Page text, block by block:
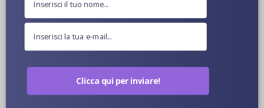
Ulteriori informazioni
Colore Della Pelle Opzionale
Immagini Ravvicinate Di Bambole
Clicca qui per inviare!